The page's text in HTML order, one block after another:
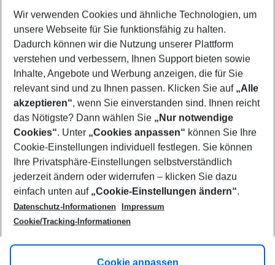
2 Erwachsene Keine Kinder
Mehr Filter anzeigen
Footer
Footer navigation
Über uns
AGB
Cookie-Einstellungen ändern
Cookie-Richtlinie
Datenschutz
Service & Hilfe
Barrierefreies Reisen
Check-in
Flugbeschränkungen
Folgen Sie uns
Wir verwenden Cookies und ähnliche Technologien, um
unsere Webseite für Sie funktionsfähig zu halten.
Dadurch können wir die Nutzung unserer Plattform
verstehen und verbessern, Ihnen Support bieten sowie
Inhalte, Angebote und Werbung anzeigen, die für Sie
relevant sind und zu Ihnen passen. Klicken Sie auf „Alle
akzeptieren“, wenn Sie einverstanden sind. Ihnen reicht
das Nötigste? Dann wählen Sie „Nur notwendige
Cookies“. Unter „Cookies anpassen“ können Sie Ihre
Cookie-Einstellungen individuell festlegen. Sie können
Ihre Privatsphäre-Einstellungen selbstverständlich
jederzeit ändern oder widerrufen – klicken Sie dazu
einfach unten auf „Cookie-Einstellungen ändern“.
Datenschutz-Informationen
Impressum
Cookie/Tracking-Informationen
Cookie anpassen